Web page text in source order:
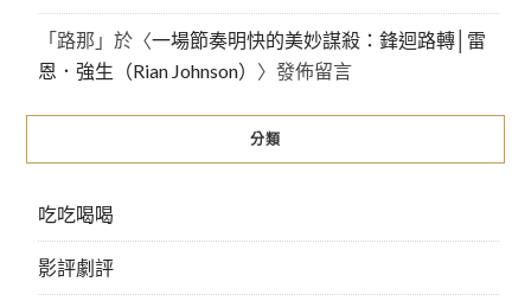
「路那 」於〈一場節奏明快的美妙謀殺：鋒迴路轉│雷
恩．強生（Rian Johnson） 〉發佈留言
分類
吃吃喝喝
影評劇評